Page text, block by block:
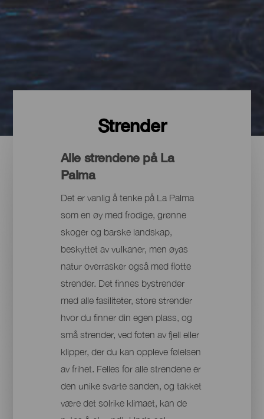
Strender
Alle strendene på La
Palma
Det er vanlig å tenke på La Palma
som en øy med frodige, grønne
skoger og barske landskap,
beskyttet av vulkaner, men øyas
natur overrasker også med flotte
strender. Det finnes bystrender
med alle fasiliteter, store strender
hvor du finner din egen plass, og
små strender, ved foten av fjell eller
klipper, der du kan oppleve følelsen
av frihet. Felles for alle strendene er
den unike svarte sanden, og takket
være det solrike klimaet, kan de